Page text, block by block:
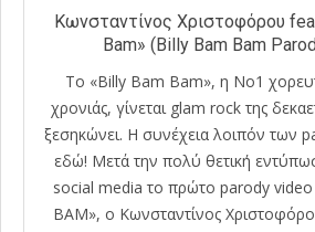
Κωνσταντίνος Χριστοφόρου
Bam» (Billy Bam Bam
Το «Billy Bam Bam», η Νο1
χρονιάς, γίνεται glam rock της
ξεσηκώνει. Η συνέχεια λοιπόν των
εδώ! Μετά την πολύ θετική
social media το πρώτο parody video
ΒΑΜ», ο Κωνσταντίνος